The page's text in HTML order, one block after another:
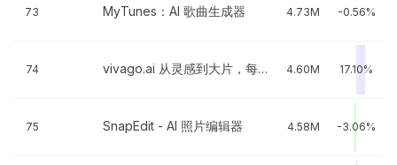
73 MyTunes：AI 歌曲生成器 4.73M -0.56%
74 vivago.ai 从灵感到大片，每个人都能用的 AI 导演 4.60M 17.10%
75 SnapEdit - AI 照片编辑器 4.58M -3.06%